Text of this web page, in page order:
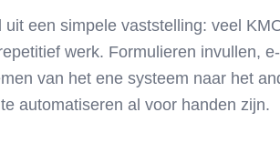
uit een simpele vaststelling: veel
werk. Formulieren invullen,
van het ene systeem naar het
automatiseren al voor handen zijn.